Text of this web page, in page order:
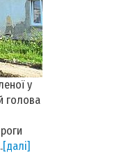
у
голова
[далі]